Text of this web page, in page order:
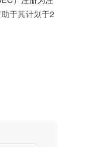
于其计划于2